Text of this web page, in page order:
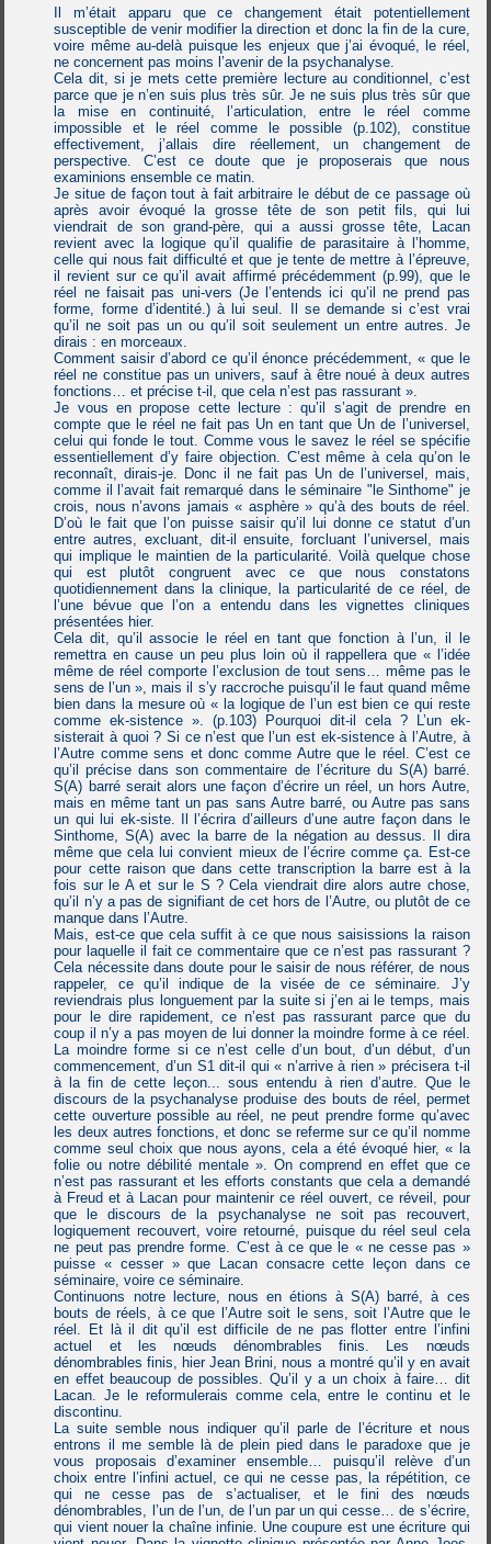
Il m’était apparu que ce changement était potentiellement
susceptible de venir modifier la direction et donc la fin de la cure,
voire même au-delà puisque les enjeux que j’ai évoqué, le réel,
ne concernent pas moins l’avenir de la psychanalyse.
Cela dit, si je mets cette première lecture au conditionnel, c’est
parce que je n’en suis plus très sûr. Je ne suis plus très sûr que
la mise en continuité, l’articulation, entre le réel comme
impossible et le réel comme le possible (p.102), constitue
effectivement, j’allais dire réellement, un changement de
perspective. C’est ce doute que je proposerais que nous
examinions ensemble ce matin.
Je situe de façon tout à fait arbitraire le début de ce passage où
après avoir évoqué la grosse tête de son petit fils, qui lui
viendrait de son grand-père, qui a aussi grosse tête, Lacan
revient avec la logique qu’il qualifie de parasitaire à l’homme,
celle qui nous fait difficulté et que je tente de mettre à l’épreuve,
il revient sur ce qu’il avait affirmé précédemment (p.99), que le
réel ne faisait pas uni-vers (Je l’entends ici qu’il ne prend pas
forme, forme d’identité.) à lui seul. Il se demande si c’est vrai
qu’il ne soit pas un ou qu’il soit seulement un entre autres. Je
dirais : en morceaux.
Comment saisir d’abord ce qu’il énonce précédemment, « que le
réel ne constitue pas un univers, sauf à être noué à deux autres
fonctions… et précise t-il, que cela n’est pas rassurant ».
Je vous en propose cette lecture : qu’il s’agit de prendre en
compte que le réel ne fait pas Un en tant que Un de l’universel,
celui qui fonde le tout. Comme vous le savez le réel se spécifie
essentiellement d’y faire objection. C’est même à cela qu’on le
reconnaît, dirais-je. Donc il ne fait pas Un de l’universel, mais,
comme il l’avait fait remarqué dans le séminaire "le Sinthome" je
crois, nous n’avons jamais « asphère » qu’à des bouts de réel.
D’où le fait que l’on puisse saisir qu’il lui donne ce statut d’un
entre autres, excluant, dit-il ensuite, forcluant l’universel, mais
qui implique le maintien de la particularité. Voilà quelque chose
qui est plutôt congruent avec ce que nous constatons
quotidiennement dans la clinique, la particularité de ce réel, de
l’une bévue que l’on a entendu dans les vignettes cliniques
présentées hier.
Cela dit, qu’il associe le réel en tant que fonction à l’un, il le
remettra en cause un peu plus loin où il rappellera que « l’idée
même de réel comporte l’exclusion de tout sens… même pas le
sens de l’un », mais il s’y raccroche puisqu’il le faut quand même
bien dans la mesure où « la logique de l’un est bien ce qui reste
comme ek-sistence ». (p.103) Pourquoi dit-il cela ? L’un ek-
sisterait à quoi ? Si ce n’est que l’un est ek-sistence à l’Autre, à
l’Autre comme sens et donc comme Autre que le réel. C’est ce
qu’il précise dans son commentaire de l’écriture du S(A) barré.
S(A) barré serait alors une façon d’écrire un réel, un hors Autre,
mais en même tant un pas sans Autre barré, ou Autre pas sans
un qui lui ek-siste. Il l’écrira d’ailleurs d’une autre façon dans le
Sinthome, S(A) avec la barre de la négation au dessus. Il dira
même que cela lui convient mieux de l’écrire comme ça. Est-ce
pour cette raison que dans cette transcription la barre est à la
fois sur le A et sur le S ? Cela viendrait dire alors autre chose,
qu’il n’y a pas de signifiant de cet hors de l’Autre, ou plutôt de ce
manque dans l’Autre.
Mais, est-ce que cela suffit à ce que nous saisissions la raison
pour laquelle il fait ce commentaire que ce n’est pas rassurant ?
Cela nécessite dans doute pour le saisir de nous référer, de nous
rappeler, ce qu’il indique de la visée de ce séminaire. J’y
reviendrais plus longuement par la suite si j’en ai le temps, mais
pour le dire rapidement, ce n’est pas rassurant parce que du
coup il n’y a pas moyen de lui donner la moindre forme à ce réel.
La moindre forme si ce n’est celle d’un bout, d’un début, d’un
commencement, d’un S1 dit-il qui « n’arrive à rien » précisera t-il
à la fin de cette leçon... sous entendu à rien d’autre. Que le
discours de la psychanalyse produise des bouts de réel, permet
cette ouverture possible au réel, ne peut prendre forme qu’avec
les deux autres fonctions, et donc se referme sur ce qu’il nomme
comme seul choix que nous ayons, cela a été évoqué hier, « la
folie ou notre débilité mentale ». On comprend en effet que ce
n’est pas rassurant et les efforts constants que cela a demandé
à Freud et à Lacan pour maintenir ce réel ouvert, ce réveil, pour
que le discours de la psychanalyse ne soit pas recouvert,
logiquement recouvert, voire retourné, puisque du réel seul cela
ne peut pas prendre forme. C’est à ce que le « ne cesse pas »
puisse « cesser » que Lacan consacre cette leçon dans ce
séminaire, voire ce séminaire.
Continuons notre lecture, nous en étions à S(A) barré, à ces
bouts de réels, à ce que l’Autre soit le sens, soit l’Autre que le
réel. Et là il dit qu’il est difficile de ne pas flotter entre l’infini
actuel et les nœuds dénombrables finis. Les nœuds
dénombrables finis, hier Jean Brini, nous a montré qu’il y en avait
en effet beaucoup de possibles. Qu’il y a un choix à faire… dit
Lacan. Je le reformulerais comme cela, entre le continu et le
discontinu.
La suite semble nous indiquer qu’il parle de l’écriture et nous
entrons il me semble là de plein pied dans le paradoxe que je
vous proposais d’examiner ensemble… puisqu’il relève d’un
choix entre l’infini actuel, ce qui ne cesse pas, la répétition, ce
qui ne cesse pas de s’actualiser, et le fini des nœuds
dénombrables, l’un de l’un, de l’un par un qui cesse… de s’écrire,
qui vient nouer la chaîne infinie. Une coupure est une écriture qui